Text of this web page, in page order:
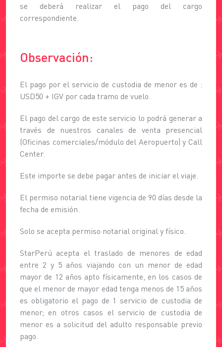
se deberá realizar el pago del cargo
correspondiente.
Observación:
El pago por el servicio de custodia de menor es de :
USD50 + IGV por cada tramo de vuelo.
El pago del cargo de este servicio lo podrá generar a
través de nuestros canales de venta presencial
(Oficinas comerciales/módulo del Aeropuerto) y Call
Center.
Este importe se debe pagar antes de iniciar el viaje.
El permiso notarial tiene vigencia de 90 días desde la
fecha de emisión.
Solo se acepta permiso notarial original y físico.
StarPerú acepta el traslado de menores de edad
entre 2 y 5 años viajando con un menor de edad
mayor de 12 años apto físicamente, en los casos de
que el menor de mayor edad tenga menos de 15 años
es obligatorio el pago de 1 servicio de custodia de
menor; en otros casos el servicio de custodia de
menor es a solicitud del adulto responsable previo
pago.